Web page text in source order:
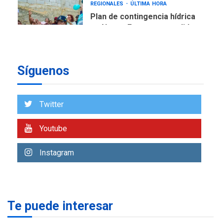
6
avances en territorio
1
REGIONALES ÚLTIMA HORA
eleva sus velas en
2
para aprender a atender
Síguenos
Twitter
Youtube
Instagram
Te puede interesar